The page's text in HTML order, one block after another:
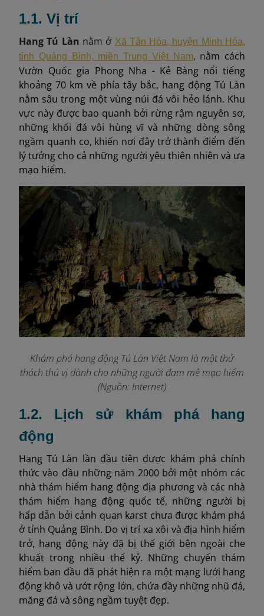
1.1. Vị trí
Hang Tú Làn nằm ở Xã Tân Hóa, huyện Minh Hóa,
tỉnh Quảng Bình, miền Trung Việt Nam, nằm cách
Vườn Quốc gia Phong Nha - Kẻ Bàng nổi tiếng
khoảng 70 km về phía tây bắc, hang động Tú Làn
nằm sâu trong một vùng núi đá vôi hẻo lánh. Khu
vực này được bao quanh bởi rừng rậm nguyên sơ,
những khối đá vôi hùng vĩ và những dòng sông
ngầm quanh co, khiến nơi đây trở thành điểm đến
lý tưởng cho cả những người yêu thiên nhiên và ưa
mạo hiểm.
Khám phá hang động Tú Làn Việt Nam là một thử
thách thú vị dành cho những người đam mê mạo hiểm
(Nguồn: Internet)
1.2. Lịch sử khám phá hang
động
Hang Tú Làn lần đầu tiên được khám phá chính
thức vào đầu những năm 2000 bởi một nhóm các
nhà thám hiểm hang động địa phương và các nhà
thám hiểm hang động quốc tế, những người bị
hấp dẫn bởi cảnh quan karst chưa được khám phá
ở tỉnh Quảng Bình. Do vị trí xa xôi và địa hình hiểm
trở, hang động này đã bị thế giới bên ngoài che
khuất trong nhiều thế kỷ. Những chuyến thám
hiểm ban đầu đã phát hiện ra một mạng lưới hang
động khô và ướt rộng lớn, chứa đầy những nhũ đá,
măng đá và sông ngầm tuyệt đẹp.